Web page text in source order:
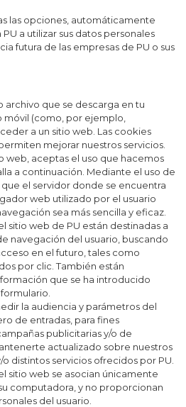
las opciones, automáticamente
a utilizar sus datos personales
futura de las empresas de PU o sus
archivo que se descarga en tu
(como, por ejemplo,
a un sitio web. Las cookies
mejorar nuestros servicios.
web, aceptas el uso que hacemos
a continuación. Mediante el uso de
el servidor donde se encuentra
web utilizado por el usuario
sea más sencilla y eficaz.
sitio web de PU están destinadas a
navegación del usuario, buscando
en el futuro, tales como
por clic. También están
que se ha introducido
la audiencia y parámetros del
de entradas, para fines
publicitarias y/o de
actualizado sobre nuestros
distintos servicios ofrecidos por PU.
sitio web se asocian únicamente
computadora, y no proporcionan
del usuario.